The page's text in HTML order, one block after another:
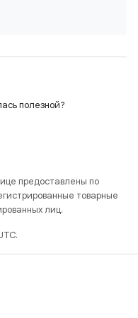
полезной?
предоставлены по
товарные
лиц.